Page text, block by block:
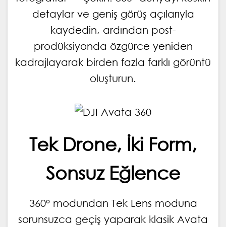
detaylar ve geniş görüş açılarıyla
kaydedin, ardından post-
prodüksiyonda özgürce yeniden
kadrajlayarak birden fazla farklı görüntü
oluşturun.
Tek Drone, İki Form,
Sonsuz Eğlence
360° modundan Tek Lens moduna
sorunsuzca geçiş yaparak klasik Avata